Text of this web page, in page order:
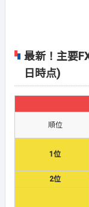
最新！主要
日時点)
順位
1位
2位